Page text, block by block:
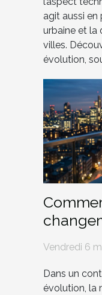
agit aussi
urbaine et la
villes.
évolution,
Vendredi 6
Dans un
évolution, la